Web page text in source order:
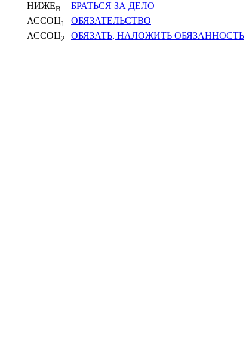
НИЖЕВ
БРАТЬСЯ ЗА ДЕЛО
АССОЦ1
ОБЯЗАТЕЛЬСТВО
АССОЦ2 ОБЯЗАТЬ, НАЛОЖИТЬ ОБЯЗАННОСТЬ